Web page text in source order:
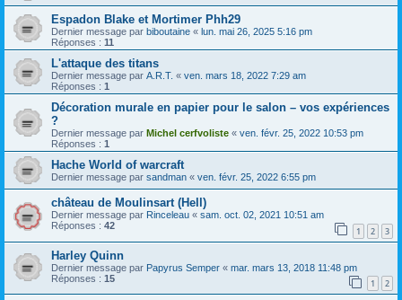
Espadon Blake et Mortimer Phh29
Dernier message par biboutaine « lun. mai 26, 2025 5:16 pm
Réponses : 11
L'attaque des titans
Dernier message par A.R.T. « ven. mars 18, 2022 7:29 am
Réponses : 1
Décoration murale en papier pour le salon – vos expériences
?
Dernier message par Michel cerfvoliste « ven. févr. 25, 2022 10:53 pm
Réponses : 1
Hache World of warcraft
Dernier message par sandman « ven. févr. 25, 2022 6:55 pm
château de Moulinsart (Hell)
Dernier message par Rinceleau « sam. oct. 02, 2021 10:51 am
Réponses : 42 1 2 3
Harley Quinn
Dernier message par Papyrus Semper « mar. mars 13, 2018 11:48 pm
Réponses : 15 1 2